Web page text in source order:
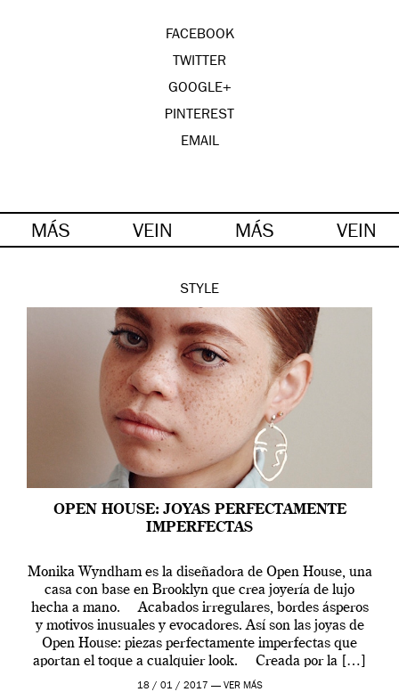
FACEBOOK
TWITTER
GOOGLE+
PINTEREST
EMAIL
MÁS VEIN MÁS VEIN
STYLE
OPEN HOUSE: JOYAS PERFECTAMENTE
IMPERFECTAS
Monika Wyndham es la diseñadora de Open House, una
casa con base en Brooklyn que crea joyería de lujo
hecha a mano. Acabados irregulares, bordes ásperos
y motivos inusuales y evocadores. Así son las joyas de
Open House: piezas perfectamente imperfectas que
aportan el toque a cualquier look. Creada por la […]
18 / 01 / 2017 — VER MÁS